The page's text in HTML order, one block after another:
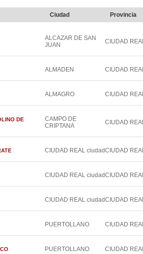
Ciudad Provincia
ALCAZAR DE SAN
JUAN
CIUDAD
ALMADEN CIUDAD
ALMAGRO CIUDAD
DE
CAMPO DE
CRIPTANA
CIUDAD
CIUDAD REAL ciudadCIUDAD
CIUDAD REAL ciudadCIUDAD
CIUDAD REAL ciudadCIUDAD
PUERTOLLANO CIUDAD
PUERTOLLANO CIUDAD